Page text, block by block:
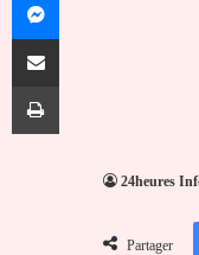
24heures
Partager
Partager par email